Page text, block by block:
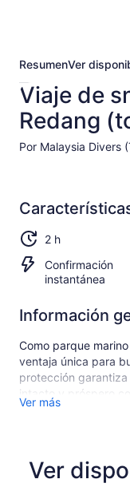
ResumenVer
Viaje de
Redang
Por Malaysia Divers
2 h
Confirmación
instantánea
Información
Como parque
ventaja única para
protección
intacto y próspero
y otras fascinantes
tranquilo salen a la
perfecto para
Ver más
Ver